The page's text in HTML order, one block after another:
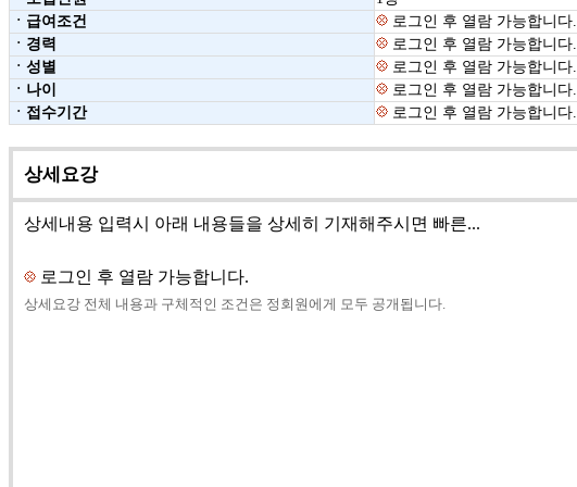
ㆍ급여조건
로그인 후 열람 가능합니다.
ㆍ경력
로그인 후 열람 가능합니다.
ㆍ성별
로그인 후 열람 가능합니다.
ㆍ나이
로그인 후 열람 가능합니다.
ㆍ접수기간
로그인 후 열람 가능합니다.
상세요강
상세내용 입력시 아래 내용들을 상세히 기재해주시면 빠른...
로그인 후 열람 가능합니다.
상세요강 전체 내용과 구체적인 조건은 정회원에게 모두 공개됩니다.